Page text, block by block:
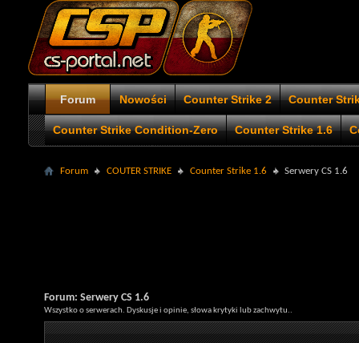
Forum Nowości Counter Strike 2 Counter
Counter Strike Condition-Zero Counter Strike 1.6
Forum COUTER STRIKE Counter Strike 1.6 Serwery CS 1.6
Forum: Serwery CS 1.6
Wszystko o serwerach. Dyskusje i opinie, słowa krytyki lub zachwytu..